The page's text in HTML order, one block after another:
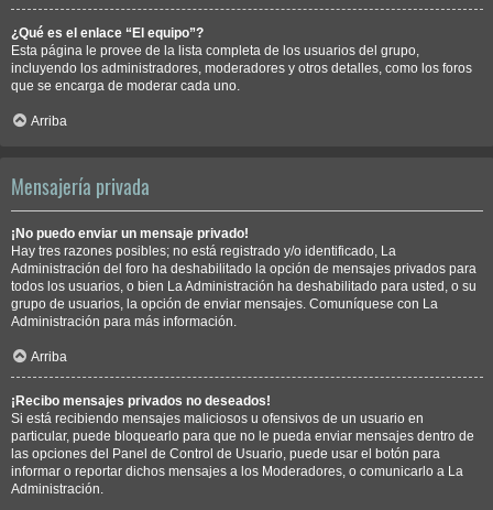
¿Qué es el enlace “El equipo”?
Esta página le provee de la lista completa de los usuarios del grupo,
incluyendo los administradores, moderadores y otros detalles, como los foros
que se encarga de moderar cada uno.
Arriba
Mensajería privada
¡No puedo enviar un mensaje privado!
Hay tres razones posibles; no está registrado y/o identificado, La
Administración del foro ha deshabilitado la opción de mensajes privados para
todos los usuarios, o bien La Administración ha deshabilitado para usted, o su
grupo de usuarios, la opción de enviar mensajes. Comuníquese con La
Administración para más información.
Arriba
¡Recibo mensajes privados no deseados!
Si está recibiendo mensajes maliciosos u ofensivos de un usuario en
particular, puede bloquearlo para que no le pueda enviar mensajes dentro de
las opciones del Panel de Control de Usuario, puede usar el botón para
informar o reportar dichos mensajes a los Moderadores, o comunicarlo a La
Administración.